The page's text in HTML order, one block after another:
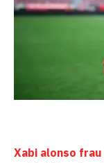
Xabi alonso frau